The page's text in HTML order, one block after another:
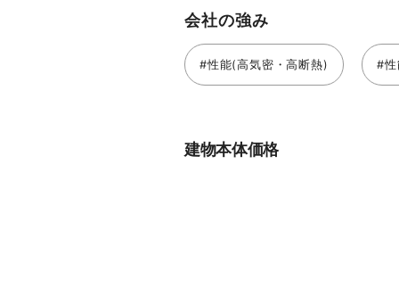
会社の強み
#性能(高気密・高断熱) #性
建物本体価格